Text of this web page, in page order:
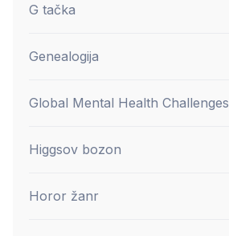
G tačka
Genealogija
Global Mental Health Challenges
Higgsov bozon
Horor žanr